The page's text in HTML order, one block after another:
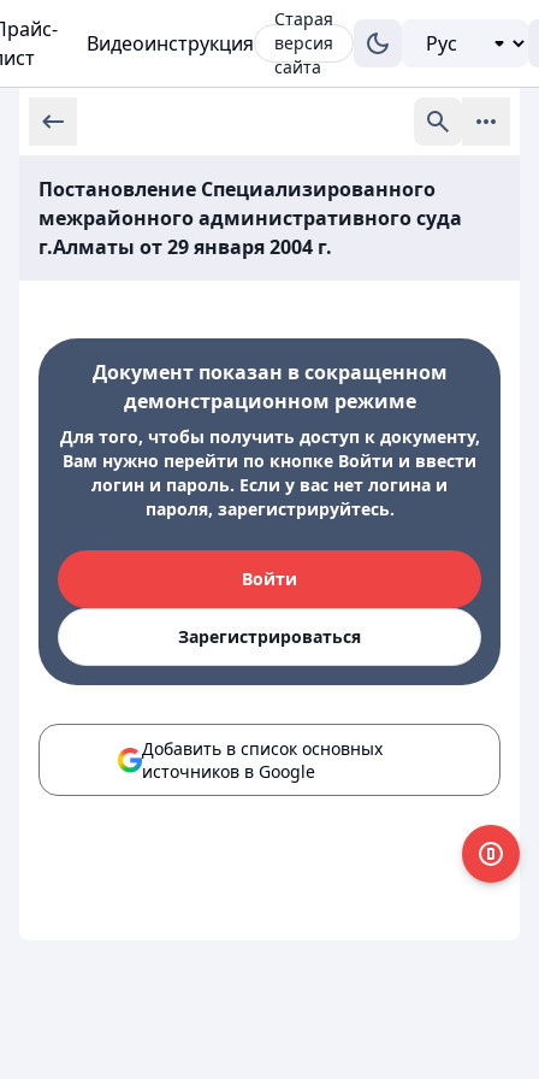
Видеоинструкция
Старая
версия
сайта
Постановление Специализированного
межрайонного административного суда
г.Алматы от 29 января 2004 г.
Документ показан в сокращенном
демонстрационном режиме
Для того, чтобы получить доступ к документу,
Вам нужно перейти по кнопке Войти и ввести
логин и пароль. Если у вас нет логина и
пароля, зарегистрируйтесь.
Войти
Зарегистрироваться
Добавить в список основных
источников в Google